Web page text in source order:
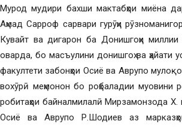
Мурод мудири бахши мактабҳои миёна
Аҳмад Сарроф сарвари гурӯҳи
Кувайт ва дигарон ба Донишгоҳи
оварда, бо масъулини донишгоҳ ва ҳайати
факултети забонҳои Осиё ва Аврупо
вохӯрӣ меҳмонон бо роҳбаладии
робитаҳои байналмилалӣ Мирзамонзода Х.
Осиё ва Аврупо Р.Шодиев аз